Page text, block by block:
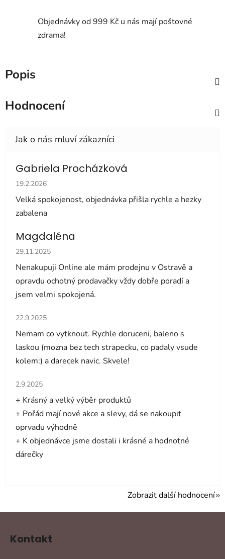
Objednávky od 999 Kč u nás mají poštovné
zdrama!
Popis
Hodnocení
Gabriela Procházková
Hodnocení obchodu je 5 z 5 hvězdiček.
19.2.2026
Velká spokojenost, objednávka přišla rychle a hezky
zabalena
Magdaléna
Hodnocení obchodu je 5 z 5 hvězdiček.
29.11.2025
Nenakupuji Online ale mám prodejnu v Ostravě a
opravdu ochotný prodavačky vždy dobře poradí a
jsem velmi spokojená.
Hodnocení obchodu je 5 z 5 hvězdiček.
22.9.2025
Nemam co vytknout. Rychle doruceni, baleno s
laskou (mozna bez tech strapecku, co padaly vsude
kolem:) a darecek navic. Skvele!
Hodnocení obchodu je 5 z 5 hvězdiček.
2.9.2025
+ Krásný a velký výběr produktů
+ Pořád mají nové akce a slevy, dá se nakoupit
oprvadu výhodně
+ K objednávce jsme dostali i krásné a hodnotné
dárečky
Zobrazit další hodnocení
Kontakt